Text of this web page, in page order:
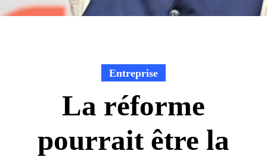
Entreprise
La réforme
pourrait être la